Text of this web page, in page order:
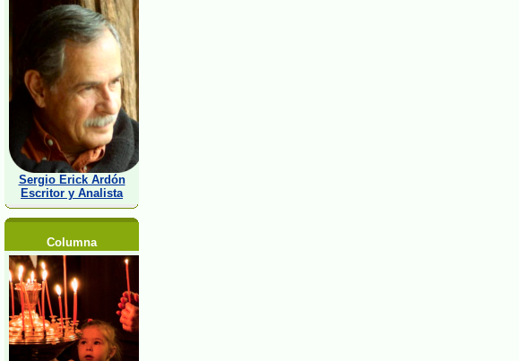
Sergio Erick Ardón
Escritor y Analista
Columna